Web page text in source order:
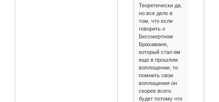
Теоретически да,
но все дело в
том, что если
говорить о
Бессмертном
Брахамане,
который стал им
еще в прошлом
воплощении, то
помнить свои
воплощения он
скорее всего
будет потому что